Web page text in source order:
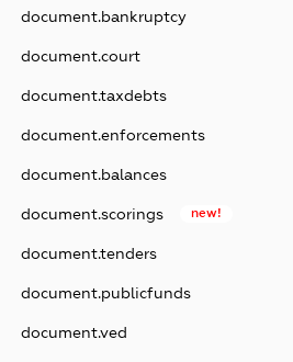
document.bankruptcy
document.court
document.taxdebts
document.enforcements
document.balances
document.scorings new!
document.tenders
document.publicfunds
document.ved